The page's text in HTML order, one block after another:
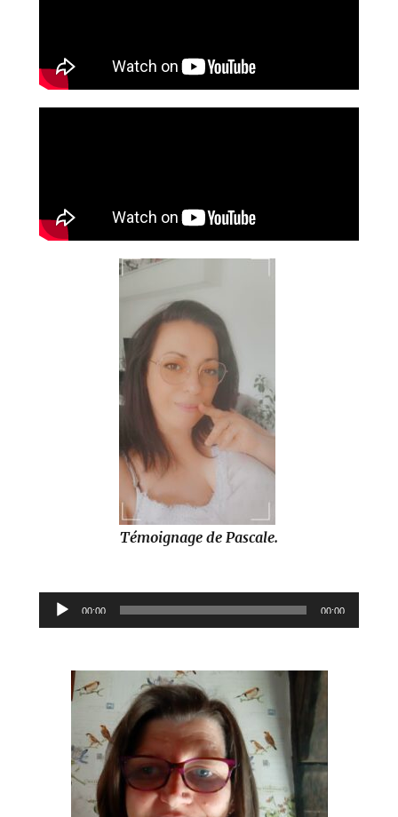
Témoignage de Pascale.
Lecteur
audio
00:00 00:00